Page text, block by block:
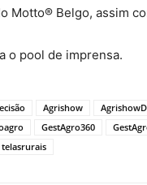
Motto® Belgo, assim
o pool de imprensa.
Agrishow
GestAgro360
telasrurais